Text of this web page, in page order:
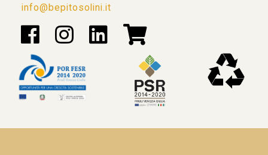
info@bepitosolini.it